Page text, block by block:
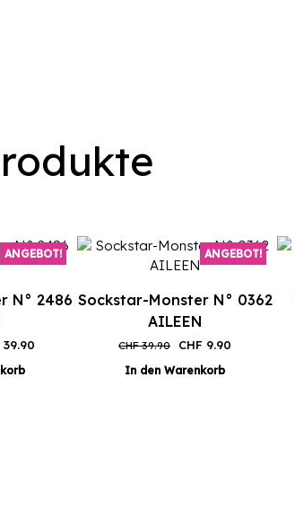
ANGEBOT!
N° 2486
39.90Aktueller
ANGEBOT!
Sockstar-Monster N° 0362
AILEEN
CHF39.90
Ursprünglicher
war:
CHF 9.90
In den Warenkorb